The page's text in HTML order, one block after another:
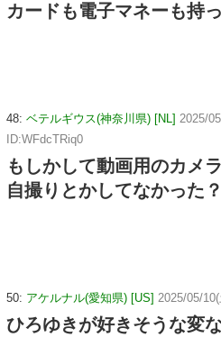
カードも電子マネーも持
48: ベテルギウス(神奈川県) [NL] 2025/
ID:WFdcTRiq0
もしかして動画用のカメ
自撮りとかしてなかった？
50: アケルナル(愛知県) [US] 2025/05/
ひろゆきが好きそうな変